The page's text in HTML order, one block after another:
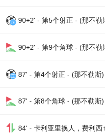
90+2' - 第5个射正 - (那不勒
90+2' - 第9个角球 - (那不勒
87' - 第4个射正 - (那不勒斯)
87' - 第8个角球 - (那不勒斯)
84' - 卡利亚里换人，费利西